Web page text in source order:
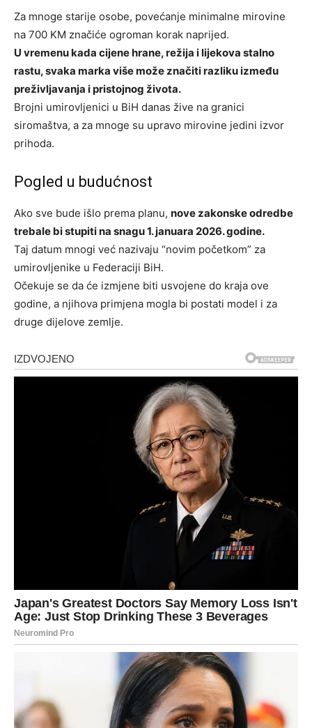
Za mnoge starije osobe, povećanje minimalne mirovine
na 700 KM značiće ogroman korak naprijed.
U vremenu kada cijene hrane, režija i lijekova stalno
rastu, svaka marka više može značiti razliku između
preživljavanja i pristojnog života.
Brojni umirovljenici u BiH danas žive na granici
siromaštva, a za mnoge su upravo mirovine jedini izvor
prihoda.
Pogled u budućnost
Ako sve bude išlo prema planu, nove zakonske odredbe
trebale bi stupiti na snagu 1. januara 2026. godine.
Taj datum mnogi već nazivaju “novim početkom” za
umirovljenike u Federaciji BiH.
Očekuje se da će izmjene biti usvojene do kraja ove
godine, a njihova primjena mogla bi postati model i za
druge dijelove zemlje.